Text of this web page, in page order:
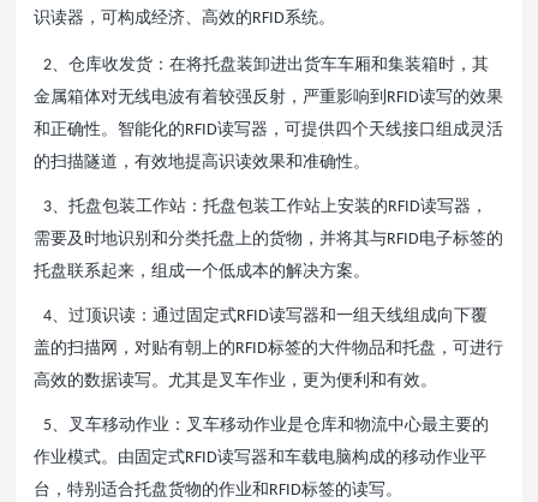
识读器，可构成经济、高效的RFID系统。
2 、仓库收发货：在将托盘装卸进出货车车厢和集装箱时，其
金属箱体对无线电波有着较强反射，严重影响到 RFID读写的效果
和正确性。智能化的RFID读写器，可提供四个天线接口组成灵活
的扫描隧道，有效地提高识读效果和准确性。
3 、托盘包装工作站：托盘包装工作站上安装的 RFID读写器，
需要及时地识别和分类托盘上的货物，并将其与RFID电子标签的
托盘联系起来，组成一个低成本的解决方案。
4 、过顶识读：通过固定式RFID读写器和一组天线组成向下覆
盖的扫描网，对贴有朝上的 RFID标签的大件物品和托盘，可进行
高效的数据读写。尤其是叉车作业，更为便利和有效。
5、叉车移动作业：叉车移动作业是仓库和物流中心最主要的
作业模式。由固定式RFID读写器和车载电脑构成的移动作业平
台，特别适合托盘货物的作业和 RFID标签的读写。